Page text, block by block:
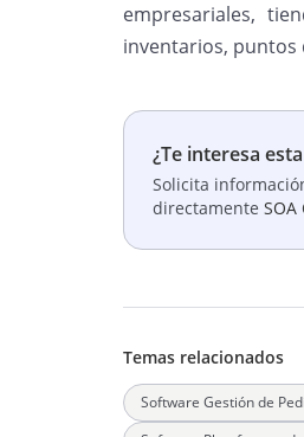
empresariales,
inventarios, puntos
¿Te interesa
Solicita
directamente SOA
Temas relacionados
Software Gestión de